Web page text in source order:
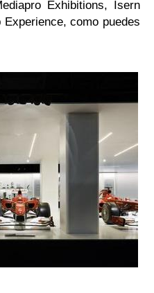
Exhibitions, Isern
como puedes